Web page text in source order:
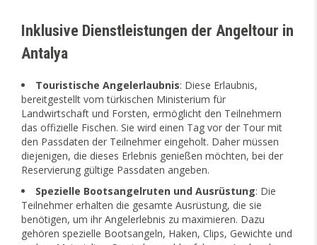
Inklusive Dienstleistungen der Angeltour in
Antalya
Touristische Angelerlaubnis: Diese Erlaubnis,
bereitgestellt vom türkischen Ministerium für
Landwirtschaft und Forsten, ermöglicht den Teilnehmern
das offizielle Fischen. Sie wird einen Tag vor der Tour mit
den Passdaten der Teilnehmer eingeholt. Daher müssen
diejenigen, die dieses Erlebnis genießen möchten, bei der
Reservierung gültige Passdaten angeben.
Spezielle Bootsangelruten und Ausrüstung: Die
Teilnehmer erhalten die gesamte Ausrüstung, die sie
benötigen, um ihr Angelerlebnis zu maximieren. Dazu
gehören spezielle Bootsangeln, Haken, Clips, Gewichte und